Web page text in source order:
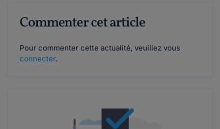
Commenter cet article
Pour commenter cette actualité, veuillez vous
connecter.